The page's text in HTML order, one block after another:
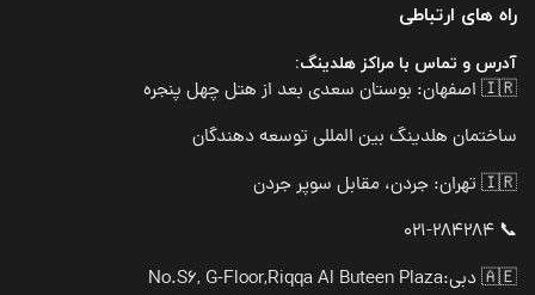
راه های ارتباطی
آدرس و تماس با مراکز هلدینگ:
🇮🇷 اصفهان: بوستان سعدی بعد از هتل چهل پنجره
ساختمان هلدینگ بین المللی توسعه دهندگان
🇮🇷 تهران: جردن، مقابل سوپر جردن
📞 021-284284
🇦🇪 دبی:
No.S6, G-Floor,Riqqa Al Buteen Plaza